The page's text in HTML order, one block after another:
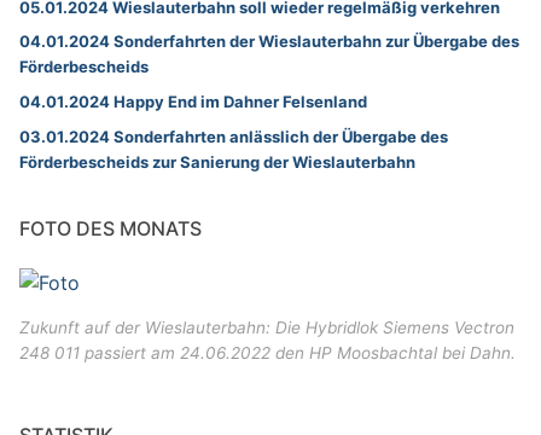
05.01.2024 Wieslauterbahn soll wieder regelmäßig verkehren
04.01.2024 Sonderfahrten der Wieslauterbahn zur Übergabe des
Förderbescheids
04.01.2024 Happy End im Dahner Felsenland
03.01.2024 Sonderfahrten anlässlich der Übergabe des
Förderbescheids zur Sanierung der Wieslauterbahn
FOTO DES MONATS
Zukunft auf der Wieslauterbahn: Die Hybridlok Siemens Vectron
248 011 passiert am 24.06.2022 den HP Moosbachtal bei Dahn.